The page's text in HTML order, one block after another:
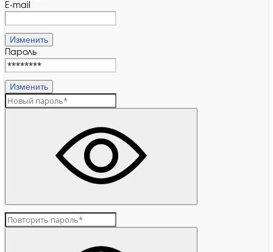
E-mail
Изменить
Пароль
Изменить